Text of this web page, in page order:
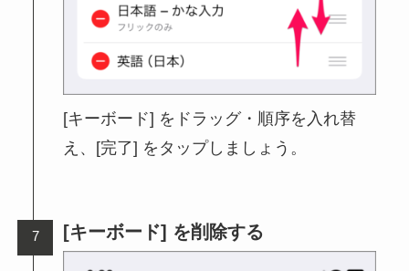
[キーボード] をドラッグ・順序を入れ替
え、[完了] をタップしましょう。
[キーボード] を削除する